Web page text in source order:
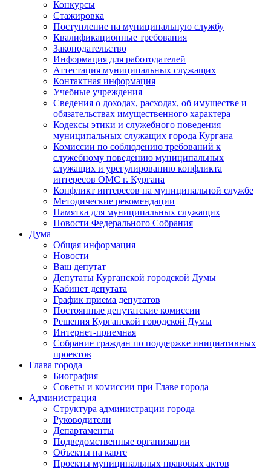
Конкурсы
Стажировка
Поступление на муниципальную службу
Квалификационные требования
Законодательство
Информация для работодателей
Аттестация муниципальных служащих
Контактная информация
Учебные учреждения
Сведения о доходах, расходах, об имуществе и
обязательствах имущественного характера
Кодексы этики и служебного поведения
муниципальных служащих города Кургана
Комиссии по соблюдению требований к
служебному поведению муниципальных
служащих и урегулированию конфликта
интересов ОМС г. Кургана
Конфликт интересов на муниципальной службе
Методические рекомендации
Памятка для муниципальных служащих
Новости Федерального Cобрания
Дума
Общая информация
Новости
Ваш депутат
Депутаты Курганской городской Думы
Кабинет депутата
График приема депутатов
Постоянные депутатские комиссии
Решения Курганской городской Думы
Интернет-приемная
Собрание граждан по поддержке инициативных
проектов
Глава города
Биография
Советы и комиссии при Главе города
Администрация
Структура администрации города
Руководители
Департаменты
Подведомственные организации
Объекты на карте
Проекты муниципальных правовых актов